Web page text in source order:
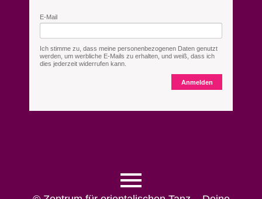
E-Mail
Ich stimme zu, dass meine personenbezogenen Daten genutzt
werden, um werbliche E-Mails zu erhalten, und weiß, dass ich
dies jederzeit widerrufen kann.
Anmelden